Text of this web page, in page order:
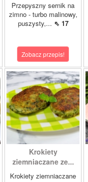
Przepyszny sernik na
zimno - turbo malinowy,
puszysty,... ⇖ 17
Zobacz przepis!
Krokiety
ziemniaczane ze...
Krokiety ziemniaczane